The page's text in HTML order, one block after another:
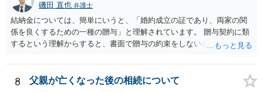
磯田 直也 弁護士
結納金については、簡単にいうと、「婚約成立の証であり、両家の関
係を良くするための一種の贈与」と理解されています。 贈与契約に類
するという理解からすると、書面で贈与の約束をしないと相手方は支
ことは困難です。 くれぐれも今後お気をつけください。 弁護士に対応
を依頼されるのも悪くはありませんが、感情的な理由が強いと思いま
8 父親が亡くなった後の相続について